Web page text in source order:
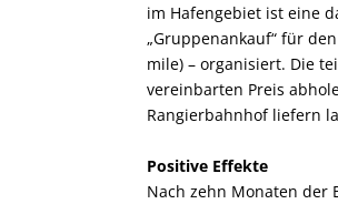
im Hafengebiet ist eine
„Gruppenankauf“ für
mile) – organisiert. Die
vereinbarten Preis
Rangierbahnhof liefern
Positive Effekte
Nach zehn Monaten der